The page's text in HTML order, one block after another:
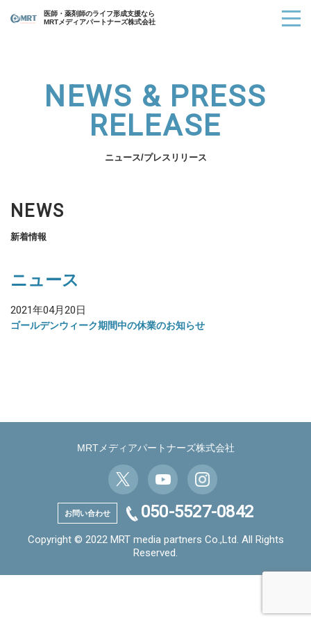
医師・薬剤師のライフ形成支援なら
MRTメディアパートナーズ株式会社
NEWS & PRESS
RELEASE
ニュース/プレスリリース
NEWS
新着情報
ニュース
2021年04月20日
ゴールデンウィーク期間中の休業のお知らせ
MRTメディアパートナーズ株式会社
お問い合わせ 050-5527-0842
Copyright © 2022 MRT media partners Co.,Ltd. All Rights
Reserved.